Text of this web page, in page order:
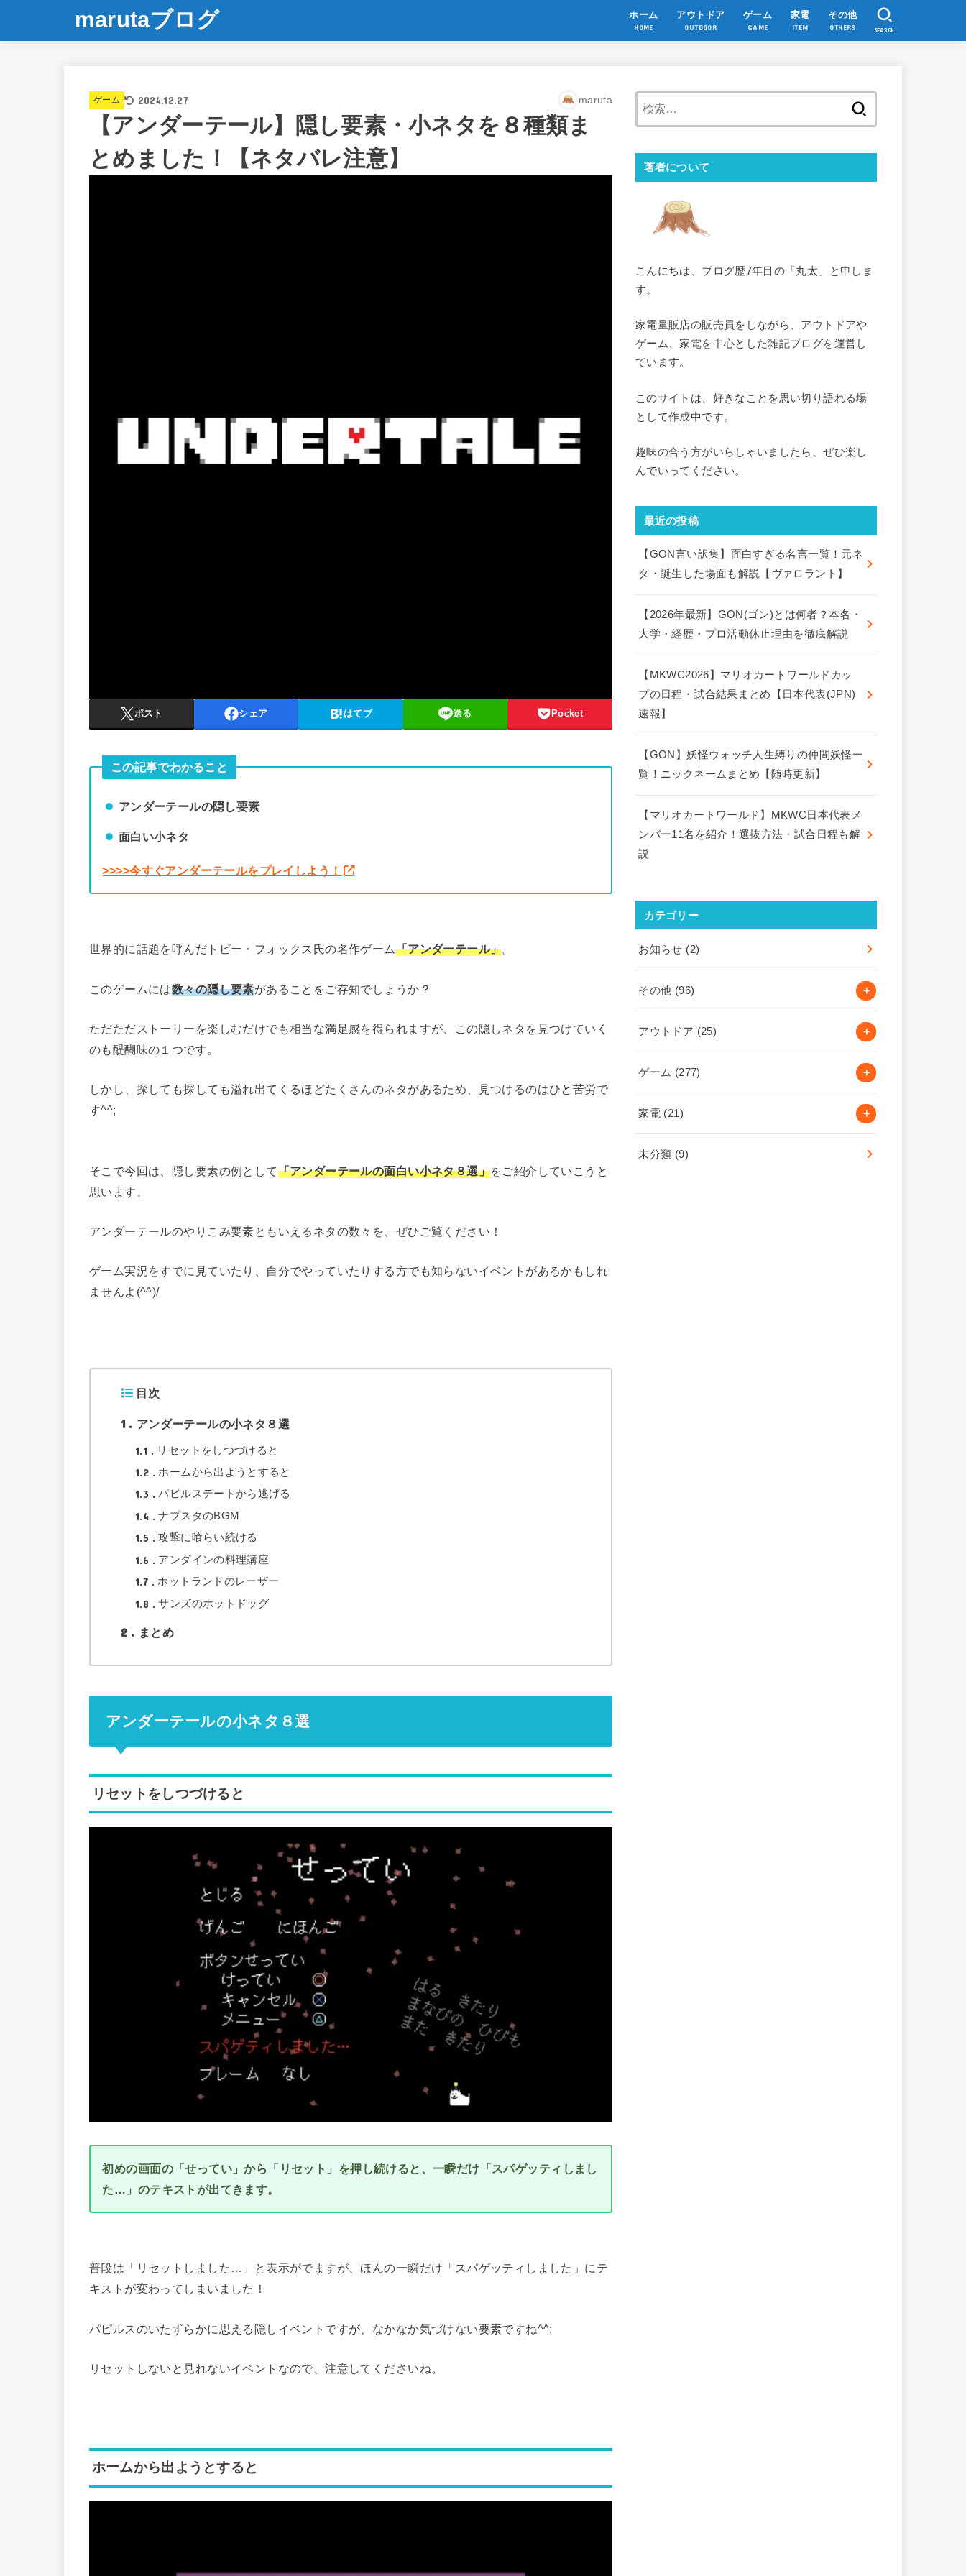
marutaブログ ホーム
HOME
アウトドア
OUTDOOR
ゲーム
GAME
家電
ITEM
その他
OTHERS SEARCH
ゲーム 2024.12.27 maruta
【アンダーテール】隠し要素・小ネタを８種類ま
とめました！【ネタバレ注意】
ポスト シェア はてブ 送る Pocket
この記事でわかること
アンダーテールの隠し要素
面白い小ネタ
>>>>今すぐアンダーテールをプレイしよう！
世界的に話題を呼んだトビー・フォックス氏の名作ゲーム「アンダーテール」。
このゲームには数々の隠し要素があることをご存知でしょうか？
ただただストーリーを楽しむだけでも相当な満足感を得られますが、この隠しネタを見つけていく
のも醍醐味の１つです。
しかし、探しても探しても溢れ出てくるほどたくさんのネタがあるため、見つけるのはひと苦労で
す^^;
そこで今回は、隠し要素の例として「アンダーテールの面白い小ネタ８選」をご紹介していこうと
思います。
アンダーテールのやりこみ要素ともいえるネタの数々を、ぜひご覧ください！
ゲーム実況をすでに見ていたり、自分でやっていたりする方でも知らないイベントがあるかもしれ
ませんよ(^^)/
目次
1 アンダーテールの小ネタ８選
1.1 リセットをしつづけると
1.2 ホームから出ようとすると
1.3 パピルスデートから逃げる
1.4 ナプスタのBGM
1.5 攻撃に喰らい続ける
1.6 アンダインの料理講座
1.7 ホットランドのレーザー
1.8 サンズのホットドッグ
2 まとめ
アンダーテールの小ネタ８選
リセットをしつづけると
初めの画面の「せってい」から「リセット」を押し続けると、一瞬だけ「スパゲッティしまし
た…」のテキストが出てきます。
普段は「リセットしました…」と表示がでますが、ほんの一瞬だけ「スパゲッティしました」にテ
キストが変わってしまいました！
パピルスのいたずらかに思える隠しイベントですが、なかなか気づけない要素ですね^^;
リセットしないと見れないイベントなので、注意してくださいね。
ホームから出ようとすると
著者について
こんにちは、ブログ歴7年目の「丸太」と申しま
す。
家電量販店の販売員をしながら、アウトドアや
ゲーム、家電を中心とした雑記ブログを運営し
ています。
このサイトは、好きなことを思い切り語れる場
として作成中です。
趣味の合う方がいらしゃいましたら、ぜひ楽し
んでいってください。
最近の投稿
【GON言い訳集】面白すぎる名言一覧！元ネ
タ・誕生した場面も解説【ヴァロラント】
【2026年最新】GON(ゴン)とは何者？本名・
大学・経歴・プロ活動休止理由を徹底解説
【MKWC2026】マリオカートワールドカッ
プの日程・試合結果まとめ【日本代表(JPN)
速報】
【GON】妖怪ウォッチ人生縛りの仲間妖怪一
覧！ニックネームまとめ【随時更新】
【マリオカートワールド】MKWC日本代表メ
ンバー11名を紹介！選抜方法・試合日程も解
説
カテゴリー
お知らせ (2)
その他 (96)
アウトドア (25)
ゲーム (277)
家電 (21)
未分類 (9)